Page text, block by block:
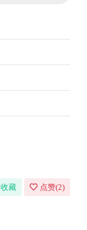
收藏 点赞(2)